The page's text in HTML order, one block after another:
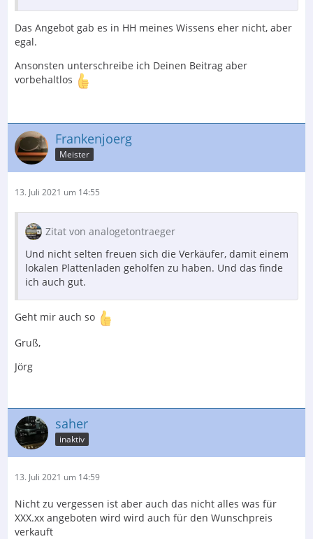
Das Angebot gab es in HH meines Wissens eher nicht, aber
egal.
Ansonsten unterschreibe ich Deinen Beitrag aber
vorbehaltlos
Frankenjoerg
Meister
13. Juli 2021 um 14:55
Zitat von analogetontraeger
Und nicht selten freuen sich die Verkäufer, damit einem
lokalen Plattenladen geholfen zu haben. Und das finde
ich auch gut.
Geht mir auch so
Gruß,
Jörg
saher
inaktiv
13. Juli 2021 um 14:59
Nicht zu vergessen ist aber auch das nicht alles was für
XXX.xx angeboten wird wird auch für den Wunschpreis
verkauft